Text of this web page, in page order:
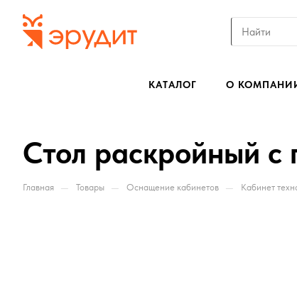
КАТАЛОГ О
Стол раскройный с
Главная — Товары — Оснащение кабинетов — Кабинет